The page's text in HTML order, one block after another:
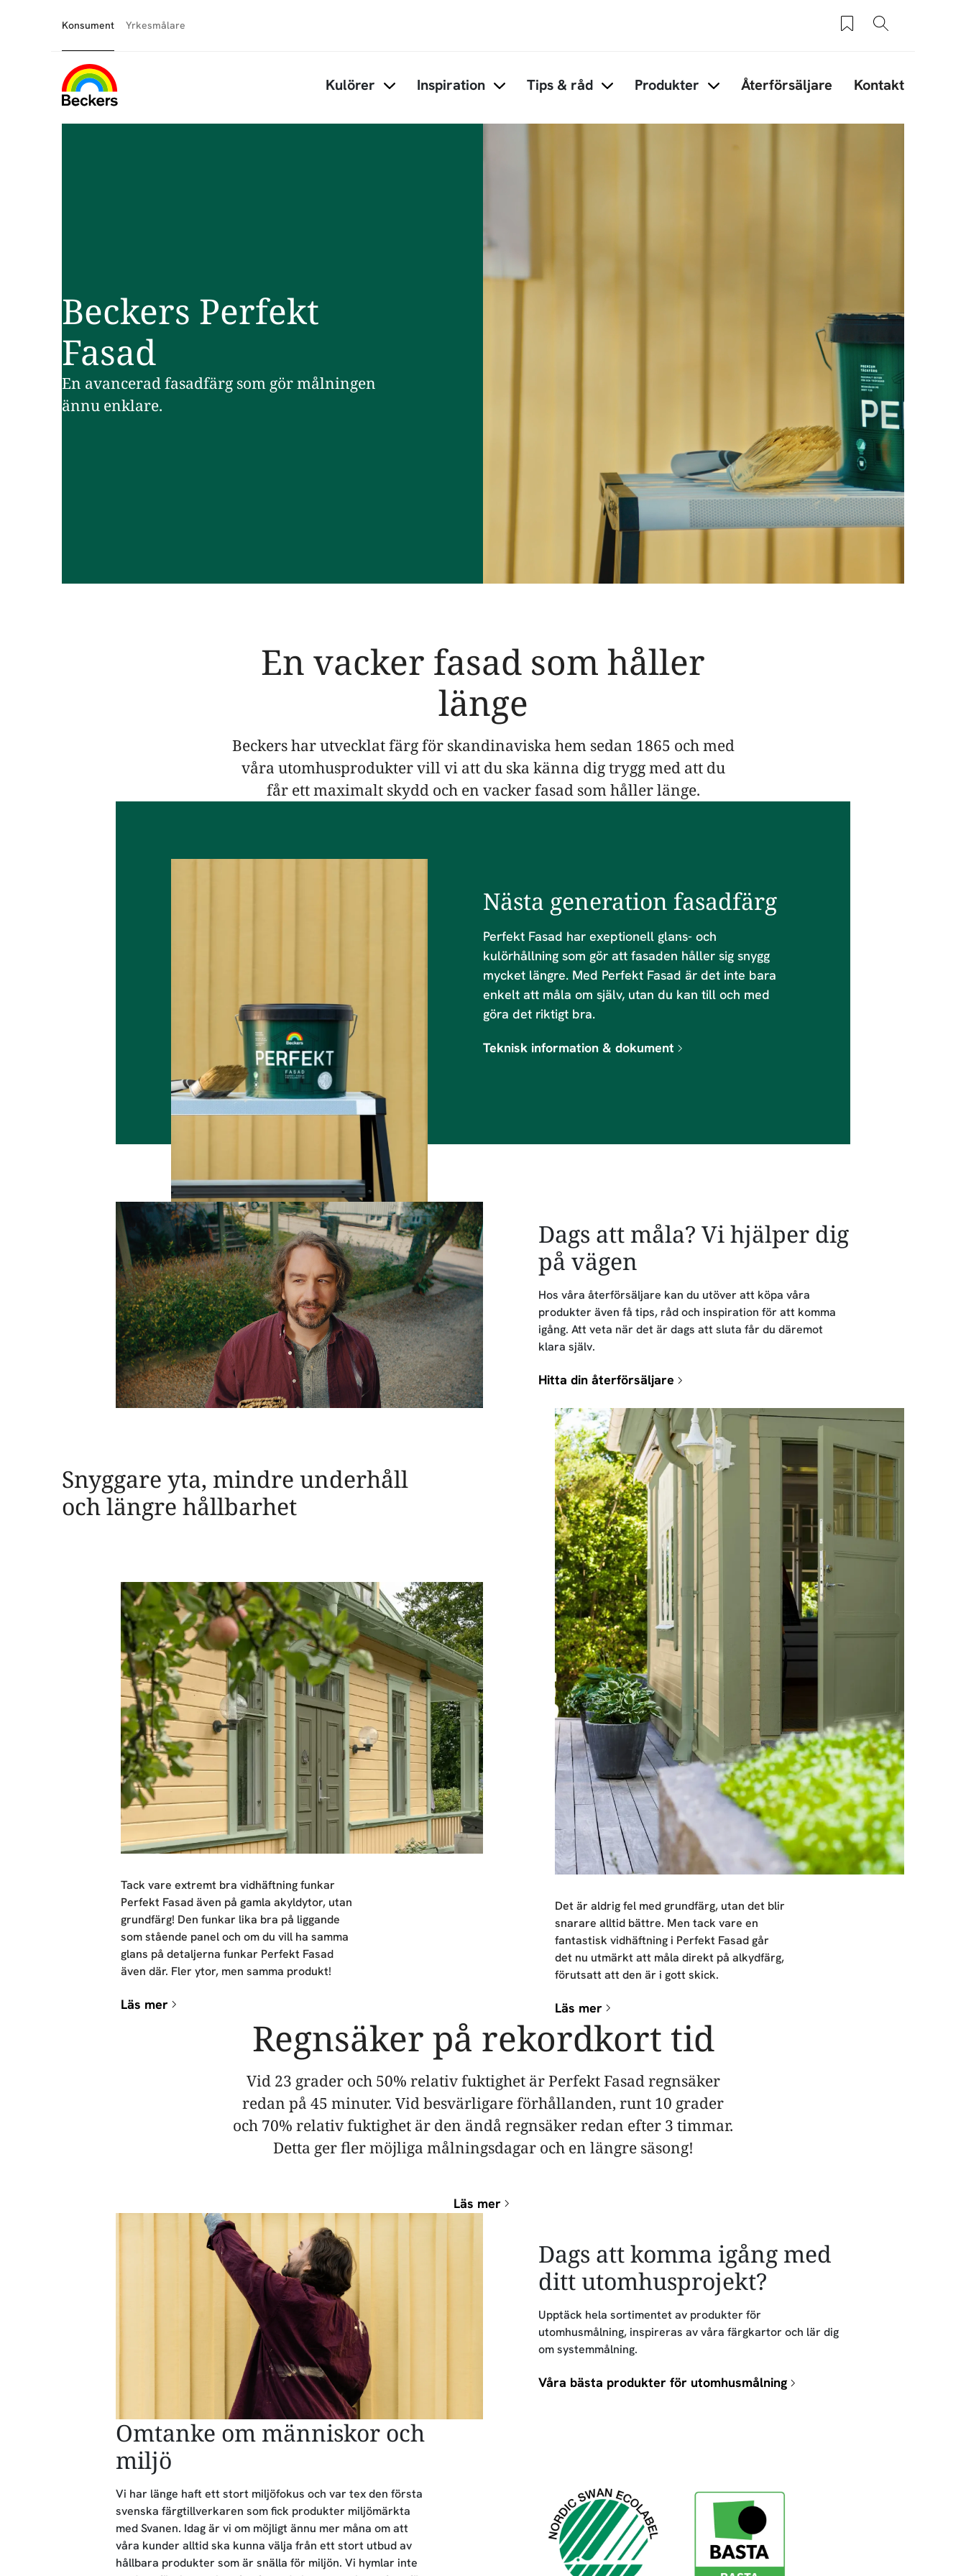
Konsument Yrkesmålare Sparade produkter
Sök
Kulörer Inspiration Tips & råd Produkter Återförsäljare Kontakt
Beckers Perfekt
Fasad
En avancerad fasadfärg som gör målningen
ännu enklare.
En vacker fasad som håller
länge
Beckers har utvecklat färg för skandinaviska hem sedan 1865 och med
våra utomhusprodukter vill vi att du ska känna dig trygg med att du
får ett maximalt skydd och en vacker fasad som håller länge.
Nästa generation fasadfärg
Perfekt Fasad har exeptionell glans- och
kulörhållning som gör att fasaden håller sig snygg
mycket längre. Med Perfekt Fasad är det inte bara
enkelt att måla om själv, utan du kan till och med
göra det riktigt bra.
Teknisk information & dokument
Dags att måla? Vi hjälper dig
på vägen
Hos våra återförsäljare kan du utöver att köpa våra
produkter även få tips, råd och inspiration för att komma
igång. Att veta när det är dags att sluta får du däremot
klara själv.
Hitta din återförsäljare
Snyggare yta, mindre underhåll
och längre hållbarhet
Tack vare extremt bra vidhäftning funkar
Perfekt Fasad även på gamla akyldytor, utan
grundfärg! Den funkar lika bra på liggande
som stående panel och om du vill ha samma
glans på detaljerna funkar Perfekt Fasad
även där. Fler ytor, men samma produkt!
Läs mer
Det är aldrig fel med grundfärg, utan det blir
snarare alltid bättre. Men tack vare en
fantastisk vidhäftning i Perfekt Fasad går
det nu utmärkt att måla direkt på alkydfärg,
förutsatt att den är i gott skick.
Läs mer
Regnsäker på rekordkort tid
Vid 23 grader och 50% relativ fuktighet är Perfekt Fasad regnsäker
redan på 45 minuter. Vid besvärligare förhållanden, runt 10 grader
och 70% relativ fuktighet är den ändå regnsäker redan efter 3 timmar.
Detta ger fler möjliga målningsdagar och en längre säsong!
Läs mer
Dags att komma igång med
ditt utomhusprojekt?
Upptäck hela sortimentet av produkter för
utomhusmålning, inspireras av våra färgkartor och lär dig
om systemmålning.
Våra bästa produkter för utomhusmålning
Omtanke om människor och
miljö
Vi har länge haft ett stort miljöfokus och var tex den första
svenska färgtillverkaren som fick produkter miljömärkta
med Svanen. Idag är vi om möjligt ännu mer måna om att
våra kunder alltid ska kunna välja från ett stort utbud av
hållbara produkter som är snälla för miljön. Vi hymlar inte